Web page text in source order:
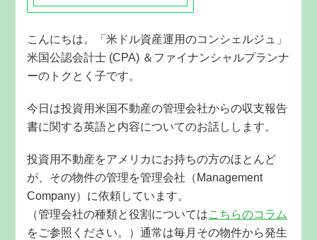
こんにちは。「米ドル資産運用のコンシェルジュ」
米国公認会計士 (CPA) ＆ファイナンシャルプランナ
ーのトクとく子です。
今日は投資用米国不動産の管理会社からの収支報告
書に関する英語と内容についてのお話しします。
投資用不動産をアメリカにお持ちの方のほとんど
が、その物件の管理を管理会社（Management
Company）に依頼しています。
（管理会社の種類と役割についてはこちらのコラム
をご参照ください。）通常は毎月その物件から発生